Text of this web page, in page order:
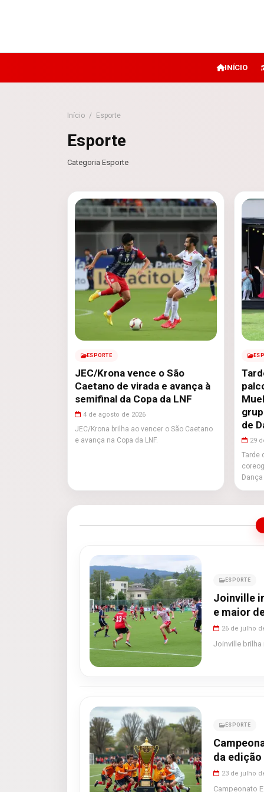
INÍCIO
Início / Esporte
Esporte
Categoria Esporte
ESPORTE
JEC/Krona vence o São
Caetano de virada e avança à
semifinal da Copa da LNF
4 de agosto de 2026
JEC/Krona brilha ao vencer o São Caetano
e avança na Copa da LNF.
de
29
Tarde
ESPORTE
Joinville
e maior
26 de julho
Joinville
ESPORTE
da edição
23 de julho
Campeonato